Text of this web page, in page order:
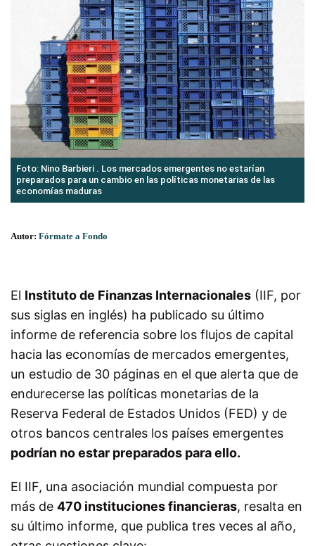
Foto: Nino Barbieri . Los mercados emergentes no estarían
preparados para un cambio en las políticas monetarias de las
economías maduras
Autor: Fórmate a Fondo
El Instituto de Finanzas Internacionales (IIF, por
sus siglas en inglés) ha publicado su último
informe de referencia sobre los flujos de capital
hacia las economías de mercados emergentes,
un estudio de 30 páginas en el que alerta que de
endurecerse las políticas monetarias de la
Reserva Federal de Estados Unidos (FED) y de
otros bancos centrales los países emergentes
podrían no estar preparados para ello.
El IIF, una asociación mundial compuesta por
más de 470 instituciones financieras, resalta en
su último informe, que publica tres veces al año,